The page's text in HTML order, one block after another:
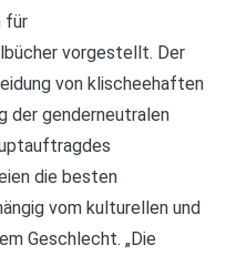
für
vorgestellt. Der
von klischeehaften
der genderneutralen
die besten
vom kulturellen und
Geschlecht. „Die